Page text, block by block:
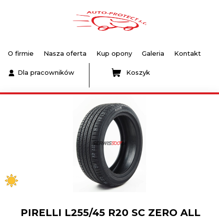
O firmie Nasza oferta Kup opony Galeria Kontakt
Dla pracowników Koszyk
PIRELLI L255/45 R20 SC ZERO ALL